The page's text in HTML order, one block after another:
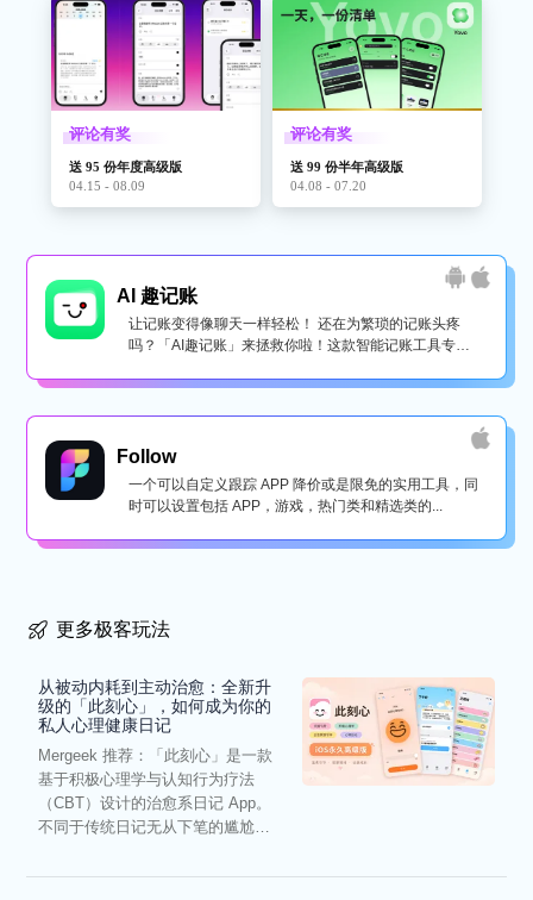
评论有奖
送 95 份年度高级版
04.15 - 08.09
评论有奖
送 99 份半年高级版
04.08 - 07.20
AI 趣记账
让记账变得像聊天一样轻松！ 还在为繁琐的记账头疼
吗？「AI趣记账」来拯救你啦！这款智能记账工具专为
Follow
一个可以自定义跟踪 APP 降价或是限免的实用工具，同
时可以设置包括 APP，游戏，热门类和精选类的...
更多极客玩法
从被动内耗到主动治愈：全新升
级的「此刻心」，如何成为你的
私人心理健康日记
Mergeek 推荐：「此刻心」是一款
基于积极心理学与认知行为疗法
（CBT）设计的治愈系日记 App。
不同于传统日记无从下笔的尴尬，